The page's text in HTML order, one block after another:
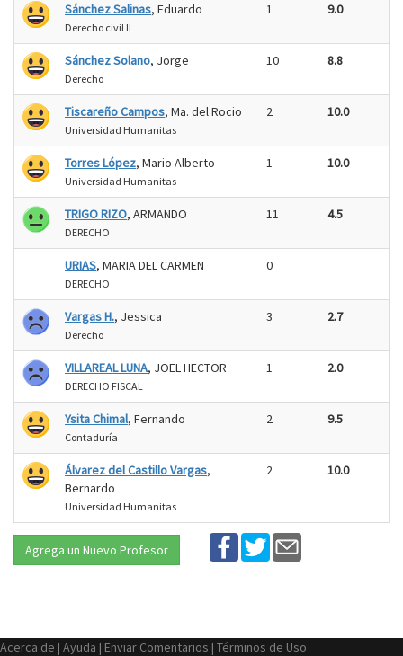
Sánchez Salinas, Eduardo
Derecho civil II
1 9.0
Sánchez Solano, Jorge
Derecho
10 8.8
Tiscareño Campos, Ma. del Rocio
Universidad Humanitas
2 10.0
Torres López, Mario Alberto
Universidad Humanitas
1 10.0
TRIGO RIZO, ARMANDO
DERECHO
11 4.5
URIAS, MARIA DEL CARMEN
DERECHO
0
Vargas H., Jessica
Derecho
3 2.7
VILLAREAL LUNA, JOEL HECTOR
DERECHO FISCAL
1 2.0
Ysita Chimal, Fernando
Contaduría
2 9.5
Álvarez del Castillo Vargas,
Bernardo
Universidad Humanitas
2 10.0
Agrega un Nuevo Profesor
Acerca de | Ayuda | Enviar Comentarios | Términos de Uso